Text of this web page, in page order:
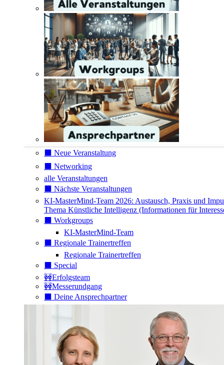
⬛️ Neue Veranstaltung
⬛️ Networking
alle Veranstaltungen
⬛️ Nächste Veranstaltungen
KI-MasterMind-Team 2026: Austausch, Praxis und
Thema Künstliche Intelligenz (Informationen für
⬛️ Workgroups
KI-MasterMind-Team
⬛️ Regionale Trainertreffen
Regionale Trainertreffen
⬛️ Special
🚧Erfolgsteam
🚧Messerundgang
⬛️ Deine Ansprechpartner